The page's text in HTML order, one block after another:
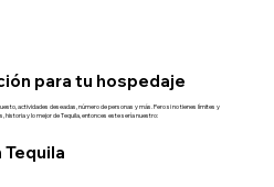
para tu hospedaje
actividades deseadas, número de personas y más. Pero si no tienes límites y
historia y lo mejor de Tequila, entonces este sería nuestro: